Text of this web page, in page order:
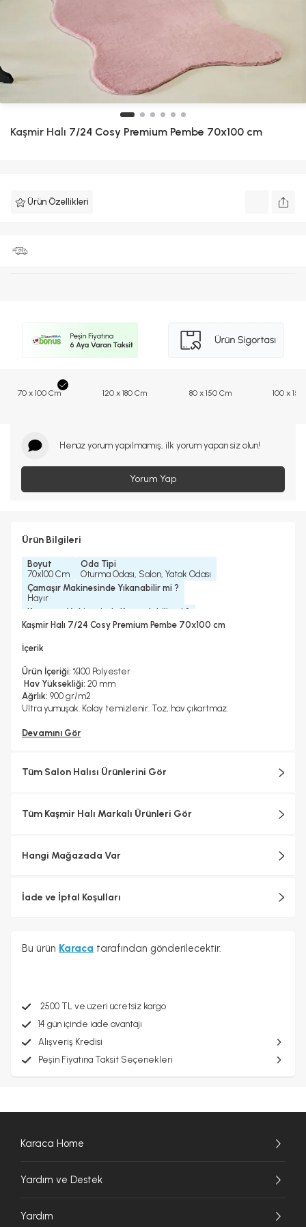
Kaşmir Halı 7/24 Cosy Premium Pembe 70x100 cm
Ürün Özellikleri
70 x 100 Cm 120 x 180 Cm 80 x 150 Cm 100 x
Henüz yorum yapılmamış, ilk yorum yapan siz olun!
Yorum Yap
Ürün Bilgileri
Boyut
70x100 Cm
Oda Tipi
Oturma Odası, Salon, Yatak Odası
Çamaşır Makinesinde Yıkanabilir mi ?
Hayır
Kurutma Makinesinde Kurutulabilir mi ?
Hayır
Hayır
Kaşmir Halı 7/24 Cosy Premium Pembe 70x100 cm
İçerik
Ürün İçeriği: %100 Polyester
Hav Yüksekliği: 20 mm
Ağrlık: 900 gr/m2
Ultra yumuşak. Kolay temizlenir. Toz, hav çıkartmaz.
Devamını Gör
Tüm Salon Halısı Ürünlerini Gör
Tüm Kaşmir Halı Markalı Ürünleri Gör
Hangi Mağazada Var
İade ve İptal Koşulları
Bu ürün Karaca tarafından gönderilecektir.
2500 TL ve üzeri ücretsiz kargo
14 gün içinde iade avantajı
Alışveriş Kredisi
Peşin Fiyatına Taksit Seçenekleri
Karaca Home
Yardım ve Destek
Yardım